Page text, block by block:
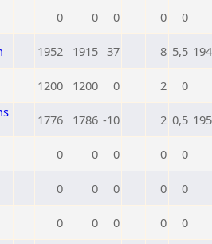
0 0 0 0 0
1952 1915 37 8 5,5
1200 1200 0 2 0
1776 1786 -10 2 0,5
0 0 0 0 0
0 0 0 0 0
0 0 0 0 0